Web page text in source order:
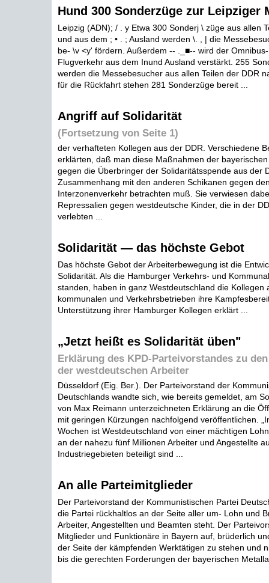
Hund 300 Sonderzüge zur Leipziger
Leipzig (ADN); / . y Etwa 300 Sonderj \ züge aus allen
und aus dem ; • . ; Ausland werden \. , | die
be- \v <y' fördern. Außerdem -- ._■-- wird der
Flugverkehr aus dem Inund Ausland verstärkt. 255
werden die Messebesucher aus allen Teilen der DDR
für die Rückfahrt stehen 281 Sonderzüge bereit ...
Angriff auf Solidarität
(Fortsetzung von Seite 1)
der verhafteten Kollegen aus der DDR. Verschiedene
erklärten, daß man diese Maßnahmen der
gegen die Überbringer der Solidaritätsspende aus der
Zusammenhang mit den anderen Schikanen gegen
Interzonenverkehr betrachten muß. Sie verwiesen
Repressalien gegen westdeutsche Kinder, die in der
verlebten ...
Solidarität — das höchste Gebot
Das höchste Gebot der Arbeiterbewegung ist die
Solidarität. Als die Hamburger Verkehrs- und
standen, haben in ganz Westdeutschland die Kollegen
kommunalen und Verkehrsbetrieben ihre
Unterstützung ihrer Hamburger Kollegen erklärt ...
„Jetzt heißt es Solidarität üben"
Erklärung des KPD-Parteivorstandes zu
der westdeutschen Arbeiter
Düsseldorf (Eig. Ber.). Der Parteivorstand der
Deutschlands wandte sich, wie bereits gemeldet, am
von Max Reimann unterzeichneten Erklärung an die
mit geringen Kürzungen nachfolgend veröffentlichen.
Wochen ist Westdeutschland von einer mächtigen
an der nahezu fünf Millionen Arbeiter und Angestellte
Industriegebieten beteiligt sind ...
An alle Parteimitglieder
Der Parteivorstand der Kommunistischen Partei
die Partei rückhaltlos an der Seite aller um- Lohn und
Arbeiter, Angestellten und Beamten steht. Der
Mitglieder und Funktionäre in Bayern auf, brüderlich
der Seite der kämpfenden Werktätigen zu stehen und
bis die gerechten Forderungen der bayerischen